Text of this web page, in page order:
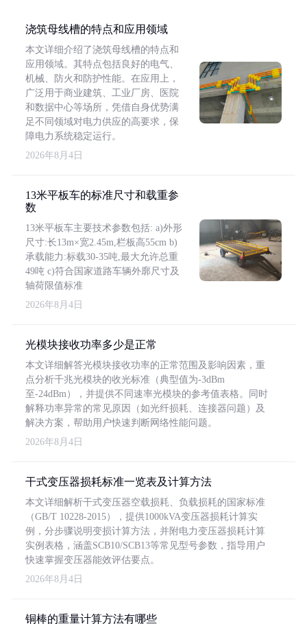
浇筑母线槽的特点和应用领域
本文详细介绍了浇筑母线槽的特点和
应用领域。其特点包括良好的电气、
机械、防火和防护性能。在应用上，
广泛用于商业建筑、工业厂房、医院
和数据中心等场所，凭借自身优势满
足不同领域对电力供应的高要求，保
障电力系统稳定运行。
2026年8月4日
13米平板车的标准尺寸和载重参
数
13米平板车主要技术参数包括: a)外形
尺寸:长13m×宽2.45m,栏板高55cm b)
承载能力:标载30-35吨,最大允许总重
49吨 c)符合国家道路车辆外廓尺寸及
轴荷限值标准
2026年8月4日
光模块接收功率多少是正常
本文详细解答光模块接收功率的正常范围及影响因素，重
点分析千兆光模块的收光标准（典型值为-3dBm
至-24dBm），并提供不同速率光模块的参考值表格。同时
解释功率异常的常见原因（如光纤损耗、连接器问题）及
解决方案，帮助用户快速判断网络性能问题。
2026年8月4日
干式变压器损耗标准一览表及计算方法
本文详细解析干式变压器空载损耗、负载损耗的国家标准
（GB/T 10228-2015），提供1000kVA变压器损耗计算实
例，分步骤说明变损计算方法，并附电力变压器损耗计算
实例表格，涵盖SCB10/SCB13等常见型号参数，指导用户
快速掌握变压器能效评估要点。
2026年8月4日
铜棒的重量计算方法有哪些